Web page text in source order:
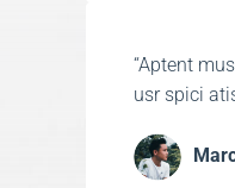
“Aptent
usr spici